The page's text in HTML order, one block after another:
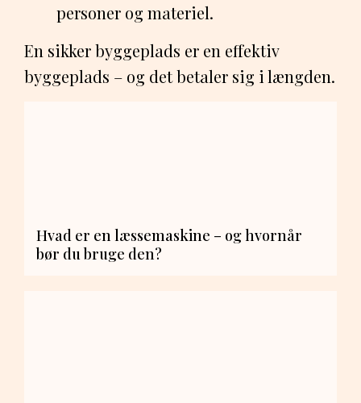
personer og materiel.
En sikker byggeplads er en effektiv
byggeplads – og det betaler sig i længden.
Hvad er en læssemaskine – og hvornår
bør du bruge den?